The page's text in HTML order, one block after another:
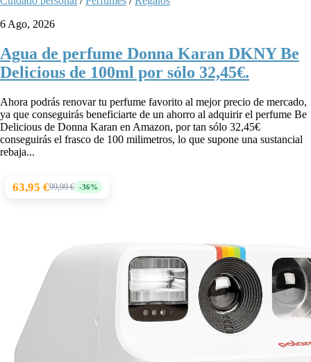
6 Ago, 2026
Agua de perfume Donna Karan DKNY Be
Delicious de 100ml por sólo 32,45€.
Ahora podrás renovar tu perfume favorito al mejor precio de mercado,
ya que conseguirás beneficiarte de un ahorro al adquirir el perfume Be
Delicious de Donna Karan en Amazon, por tan sólo 32,45€
conseguirás el frasco de 100 milimetros, lo que supone una sustancial
rebaja...
63,95 €99,99 € -36%